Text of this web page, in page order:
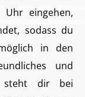
Uhr eingehen,
sodass du
in den
und
steht dir bei